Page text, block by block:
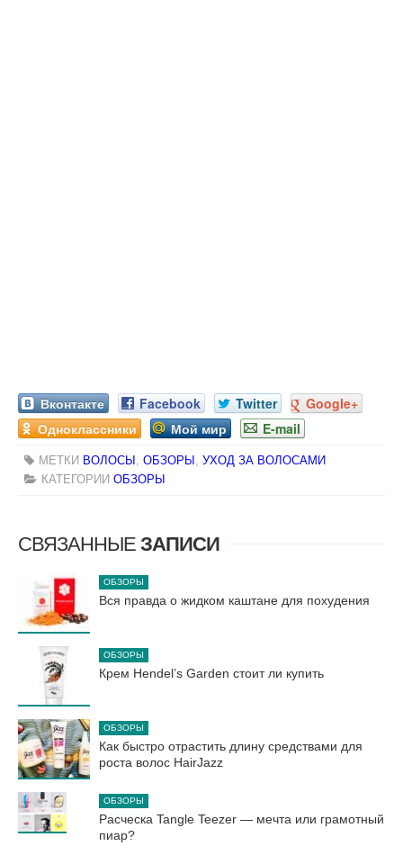
Вконтакте Facebook Twitter
Google+
Одноклассники
Мой мир E-mail
МЕТКИ ВОЛОСЫ , ОБЗОРЫ , УХОД ЗА ВОЛОСАМИ
КАТЕГОРИИ ОБЗОРЫ
СВЯЗАННЫЕ ЗАПИСИ
ОБЗОРЫ
Вся правда о жидком каштане для похудения
ОБЗОРЫ
Крем Hendel’s Garden стоит ли купить
ОБЗОРЫ
Как быстро отрастить длину средствами для
роста волос HairJazz
ОБЗОРЫ
Расческа Tangle Teezer — мечта или грамотный
пиар?